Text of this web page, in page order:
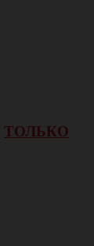
ТОЛЬКО